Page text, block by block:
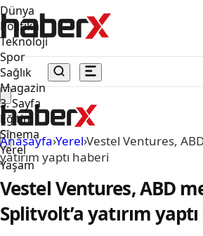
Dünya
Politika
Teknoloji
Spor
Sağlık
Magazin
3. Sayfa
Eğitim
Sinema
Yerel
Yaşam
Anasayfa›Yerel›Vestel Ventures,
yatırım yaptı haberi
Vestel Ventures, ABD
Splitvolt’a yatırım